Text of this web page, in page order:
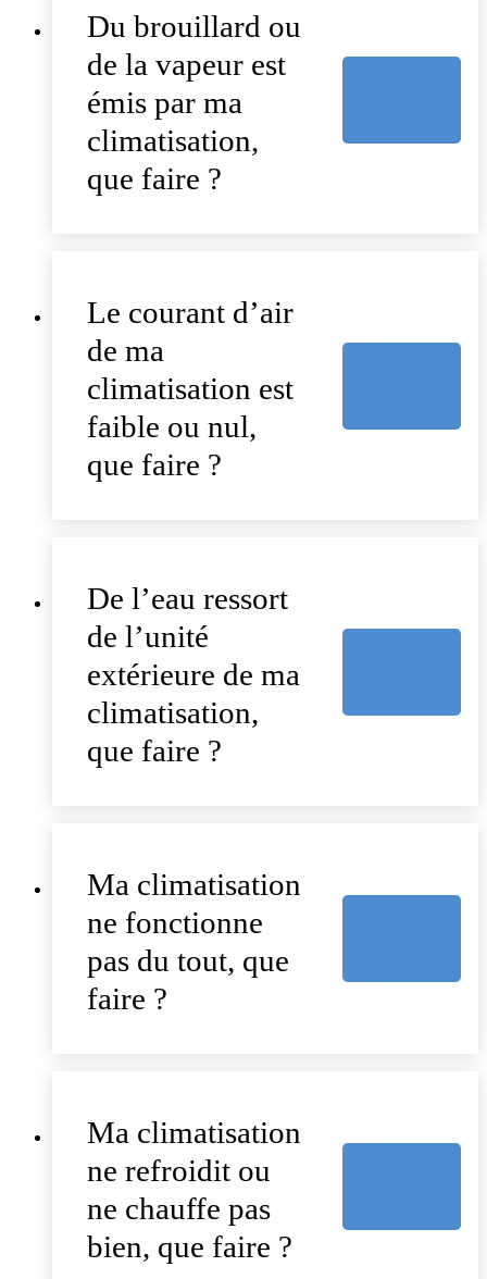
Du brouillard ou
de la vapeur est
émis par ma
climatisation,
que faire ?
Le courant d’air
de ma
climatisation est
faible ou nul,
que faire ?
De l’eau ressort
de l’unité
extérieure de ma
climatisation,
que faire ?
Ma climatisation
ne fonctionne
pas du tout, que
faire ?
Ma climatisation
ne refroidit ou
ne chauffe pas
bien, que faire ?